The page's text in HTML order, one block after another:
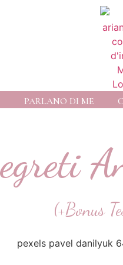
PARLANO DI ME
(+Bonus